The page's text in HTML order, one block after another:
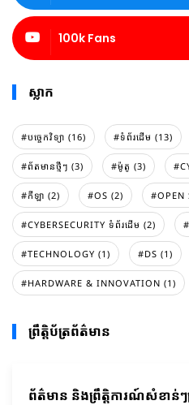
100k Fans
ស្លាក
#បច្ចេកវិទ្យា (16) #ទំព័រដេីម (13)
#ព័តមានថ្មីៗ (3) #ម៉ូតូ (3)
#កីឡា (2) #OS (2) #OPEN
#CYBERSECURITY ទំព័រដើម (2)
#TECHNOLOGY (1) #DS (1)
#HARDWARE & INNOVATION (1)
ព្រឹត្តិប័ត្រព័ត៌មាន
ព័ត៌មាន និងព្រឹត្តិការណ៍សំខាន់